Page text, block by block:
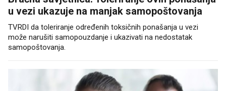
u vezi ukazuje na manjak samopoštovanja
TVRDI da toleriranje određenih toksičnih ponašanja u vezi
može narušiti samopouzdanje i ukazivati na nedostatak
samopoštovanja.